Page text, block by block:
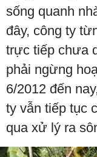
sống quanh
đây, công ty
trực tiếp chưa
phải ngừng
6/2012 đến
ty vẫn tiếp tục
qua xử lý ra